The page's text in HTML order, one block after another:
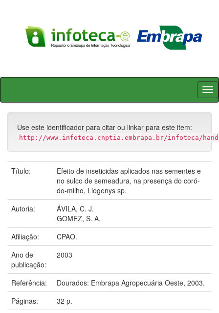
Skip
Use este identificador para citar ou linkar para este item:
http://www.infoteca.cnptia.embrapa.br/infoteca/
Título:
Efeito de inseticidas aplicados nas sementes e
no sulco de semeadura, na presença do coró-
do-milho, Liogenys sp.
Autoria:
ÁVILA, C. J.
GOMEZ, S. A.
Afiliação:
CPAO.
Ano de
publicação:
2003
Referência:
Dourados: Embrapa Agropecuária Oeste, 2003.
Páginas:
32 p.